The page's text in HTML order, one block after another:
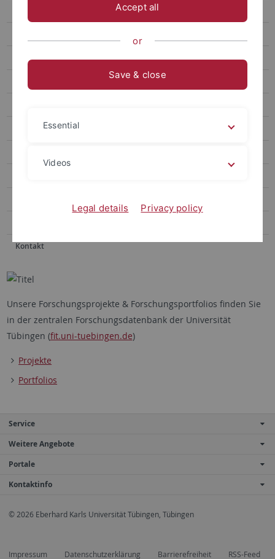
Sinologie
Forschungsprojekte
Kontakt
Unsere Forschungsprojekte & Forschungsportfolios finden Sie
in der zentralen Forschungsdatenbank der Universität
Tübingen (fit.uni-tuebingen.de)
Projekte
Portfolios
Service
Weitere Angebote
Portale
Kontaktinfo
© 2026 Eberhard Karls Universität Tübingen, Tübingen
Impressum Datenschutzerklärung Barrierefreiheit RSS-Feed
Accept all
or
Save & close
Essential
Videos
Legal details Privacy policy